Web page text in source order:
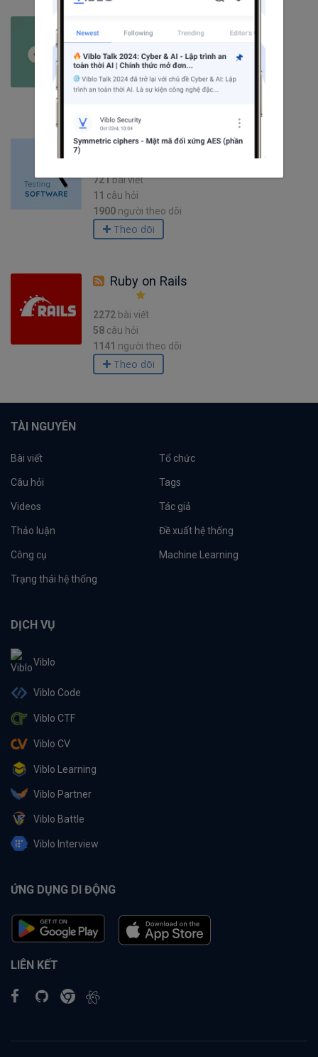
161bài viết
3câu hỏi
71người theo dõi
Theo dõi
Testing
721bài viết
11 câu hỏi
1900 người theo dõi
Theo dõi
Ruby on Rails
2272 bài viết
58 câu hỏi
1141 người theo dõi
Theo dõi
TÀI NGUYÊN
Bài viết Tổ chức
Câu hỏi Tags
Videos Tác giả
Thảo luận Đề xuất hệ thống
Công cụ Machine Learning
Trạng thái hệ thống
DỊCH VỤ
Viblo
Viblo Code
Viblo CTF
Viblo CV
Viblo Learning
Viblo Partner
Viblo Battle
Viblo Interview
ỨNG DỤNG DI ĐỘNG
LIÊN KẾT